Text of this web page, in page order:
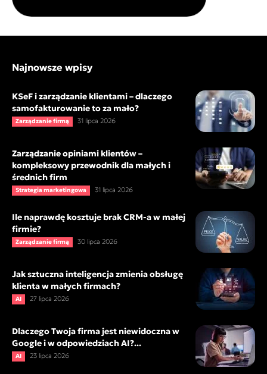
Najnowsze wpisy
KSeF i zarządzanie klientami – dlaczego
samofakturowanie to za mało?
Zarządzanie firmą 31 lipca 2026
Zarządzanie opiniami klientów –
kompleksowy przewodnik dla małych i
średnich firm
Strategia marketingowa 31 lipca 2026
Ile naprawdę kosztuje brak CRM-a w małej
firmie?
Zarządzanie firmą 30 lipca 2026
Jak sztuczna inteligencja zmienia obsługę
klienta w małych firmach?
AI 27 lipca 2026
Dlaczego Twoja firma jest niewidoczna w
Google i w odpowiedziach AI?...
AI 23 lipca 2026